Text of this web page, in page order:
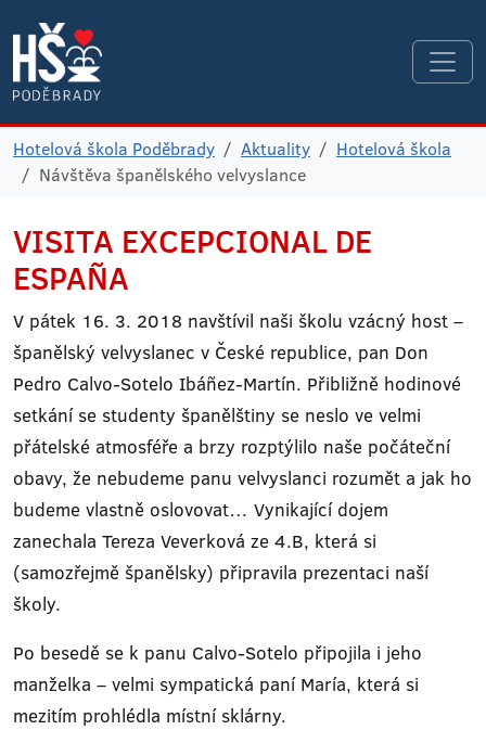
Hotelová škola Poděbrady Aktuality
Hotelová škola
Návštěva španělského velvyslance
VISITA EXCEPCIONAL DE
ESPAÑA
V pátek 16. 3. 2018 navštívil naši školu vzácný host –
španělský velvyslanec v České republice, pan Don
Pedro Calvo-Sotelo Ibáñez-Martín. Přibližně hodinové
setkání se studenty španělštiny se neslo ve velmi
přátelské atmosféře a brzy rozptýlilo naše počáteční
obavy, že nebudeme panu velvyslanci rozumět a jak ho
budeme vlastně oslovovat… Vynikající dojem
zanechala Tereza Veverková ze 4.B, která si
(samozřejmě španělsky) připravila prezentaci naší
školy.
Po besedě se k panu Calvo-Sotelo připojila i jeho
manželka – velmi sympatická paní María, která si
mezitím prohlédla místní sklárny.